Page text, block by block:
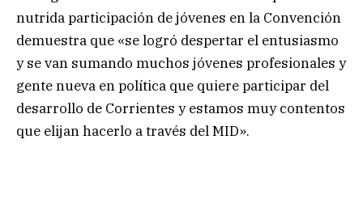
nutrida participación de jóvenes en la Convención
demuestra que «se logró despertar el entusiasmo
y se van sumando muchos jóvenes profesionales y
gente nueva en política que quiere participar del
desarrollo de Corrientes y estamos muy contentos
que elijan hacerlo a través del MID».